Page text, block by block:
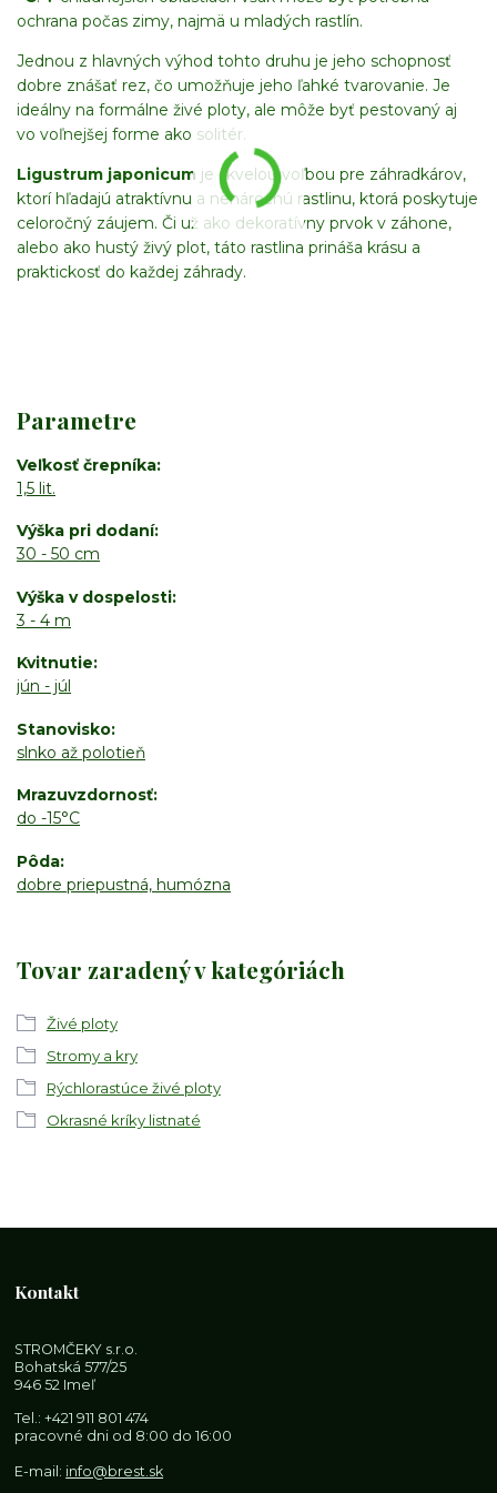
ochrana počas zimy, najmä u mladých rastlín.
Jednou z hlavných výhod tohto druhu je jeho schopnosť
dobre znášať rez, čo umožňuje jeho ľahké tvarovanie. Je
ideálny na formálne živé ploty, ale môže byť pestovaný aj
vo voľnejšej forme ako solitér.
Ligustrum japonicum je skvelou voľbou pre záhradkárov,
ktorí hľadajú atraktívnu a nenáročnú rastlinu, ktorá poskytuje
celoročný záujem. Či už ako dekoratívny prvok v záhone,
alebo ako hustý živý plot, táto rastlina prináša krásu a
praktickosť do každej záhrady.
Parametre
Veľkosť črepníka
1,5 lit.
Výška pri dodaní
30 - 50 cm
Výška v dospelosti
3 - 4 m
Kvitnutie
jún - júl
Stanovisko
slnko až polotieň
Mrazuvzdornosť
do -15°C
Pôda
dobre priepustná, humózna
Tovar zaradený v kategóriách
Živé ploty
Stromy a kry
Rýchlorastúce živé ploty
Okrasné kríky listnaté
Kontakt
STROMČEKY s.r.o.
Bohatská 577/25
946 52 Imeľ
Tel.:+421 911 801 474
pracovné dni od 8:00 do 16:00
E-mail: info@brest.sk